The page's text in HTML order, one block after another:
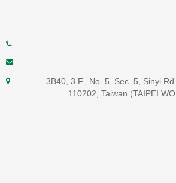
3B40, 3 F., No. 5, Sec. 5, Sinyi
110202, Taiwan (TAIPEI